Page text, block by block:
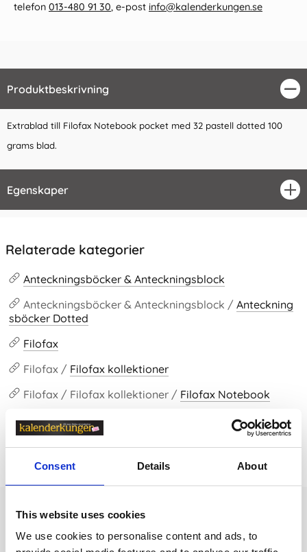
Consent Details About
This website uses cookies
We use cookies to personalise content and ads, to
telefon 013-480 91 30, e-post info@kalenderkungen.se
Produktbeskrivning
Extrablad till Filofax Notebook pocket med 32 pastell dotted 100
grams blad.
Egenskaper
Relaterade kategorier
Anteckningsböcker & Anteckningsblock
Anteckningsböcker & Anteckningsblock / Anteckning
sböcker Dotted
Filofax
Filofax / Filofax kollektioner
Filofax / Filofax kollektioner / Filofax Notebook
Prishistorik
Lägsta pris senaste 30 dagarna är 59 kr (2026-08-07)
Andra tittade även på